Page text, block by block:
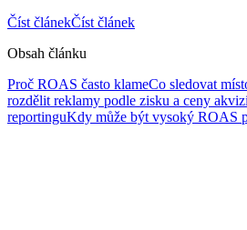
Číst článekČíst článek
Obsah článku
Proč ROAS často klameCo sledovat
rozdělit reklamy podle zisku a ceny
reportinguKdy může být vysoký ROAS